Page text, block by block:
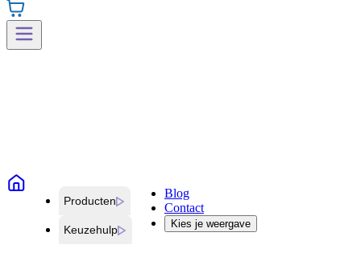
Producten
Keuzehulp
Blog
Contact
Kies je weergave